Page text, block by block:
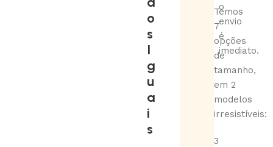
o
s
I
g
u
a
i
s
o
envio
é
imediato.
Temos
7
opções
de
tamanho,
em 2
modelos
irresistíveis:
3